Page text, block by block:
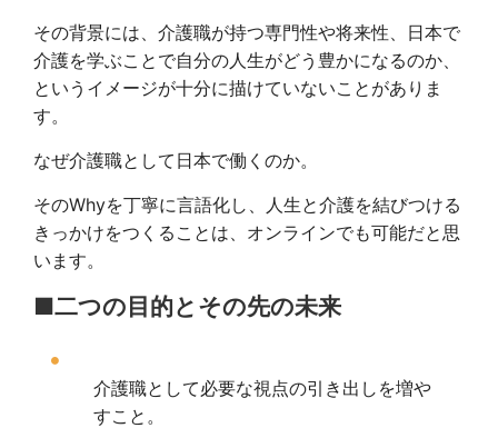
その背景には、介護職が持つ専門性や将来性、日本で
介護を学ぶことで自分の人生がどう豊かになるのか、
というイメージが十分に描けていないことがありま
す。
なぜ介護職として日本で働くのか。
そのWhyを丁寧に言語化し、人生と介護を結びつける
きっかけをつくることは、オンラインでも可能だと思
います。
■二つの目的とその先の未来
介護職として必要な視点の引き出しを増や
すこと。